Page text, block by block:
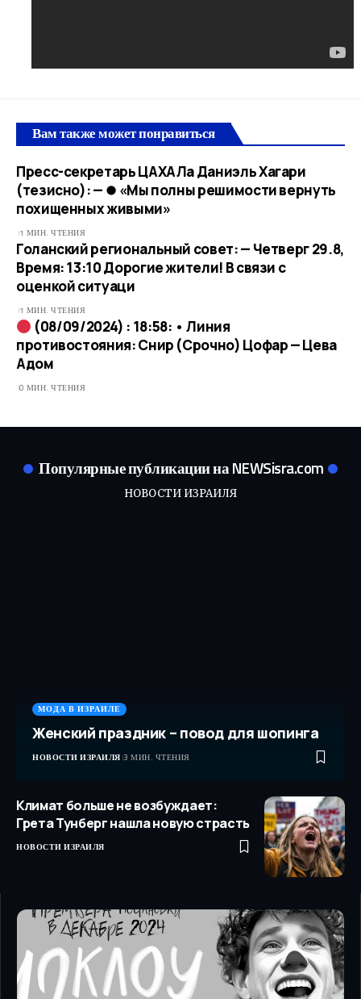
Вам также может понравиться
Пресс-секретарь ЦАХАЛа Даниэль Хагари
(тезисно): — ⏺ «Мы полны решимости вернуть
похищенных живыми»
1 МИН. ЧТЕНИЯ
Голанский региональный совет: — Четверг 29.8,
Время: 13:10 Дорогие жители! В связи с
оценкой ситуаци
1 МИН. ЧТЕНИЯ
(08/09/2024) : 18:58: • Линия
противостояния: Снир (Срочно) Цофар — Цева
Адом
0 МИН. ЧТЕНИЯ
Популярные публикации на NEWSisra.com
НОВОСТИ ИЗРАИЛЯ
МОДА В ИЗРАИЛЕ
Женский праздник – повод для шопинга
НОВОСТИ ИЗРАИЛЯ 3 МИН. ЧТЕНИЯ
Климат больше не возбуждает:
Грета Тунберг нашла новую страсть
НОВОСТИ ИЗРАИЛЯ